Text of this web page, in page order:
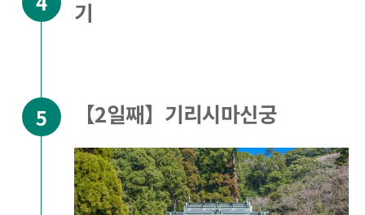
기
【2일째】기리시마신궁